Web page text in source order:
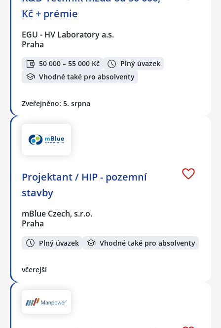
Kč + prémie
EGU - HV Laboratory a.s.
Praha
50 000 – 55 000 Kč
Plný úvazek
Vhodné také pro absolventy
Zveřejněno: 5. srpna
Projektant / HIP - pozemní
stavby
mBlue Czech, s.r.o.
Praha
Plný úvazek Vhodné také pro absolventy
včerejší